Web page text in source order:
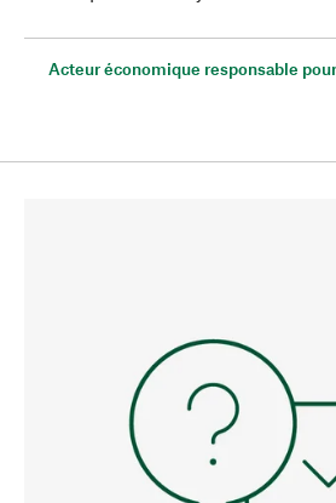
Acteur économique responsable